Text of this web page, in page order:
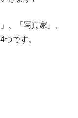
、「写真家」、
つです。